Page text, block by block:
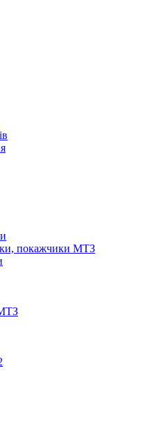
покажчики МТЗ